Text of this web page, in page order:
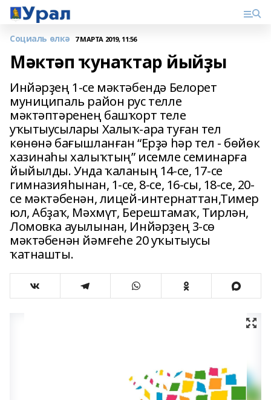
Социаль өлкә 7 МАРТА 2019, 11:56
Мәктәп ҡунаҡтар йыйҙы
Инйәрҙең 1-се мәктәбендә Белорет
муниципаль район рус телле
мәктәптәренең башҡорт теле
уҡытыусылары Халыҡ-ара туған тел
көнөнә бағышланған “Ерҙә һәр тел - бөйөк
хазинаһы халыҡтың” исемле семинарға
йыйылды. Унда ҡаланың 14-се, 17-се
гимназияһынан, 1-се, 8-се, 16-сы, 18-се, 20-
се мәктәбенән, лицей-интернаттан,Тимер
юл, Абҙаҡ, Мәхмүт, Берештамаҡ, Тирлән,
Ломовка ауылынан, Инйәрҙең 3-сө
мәктәбенән йәмғеһе 20 уҡытыусы
ҡатнашты.